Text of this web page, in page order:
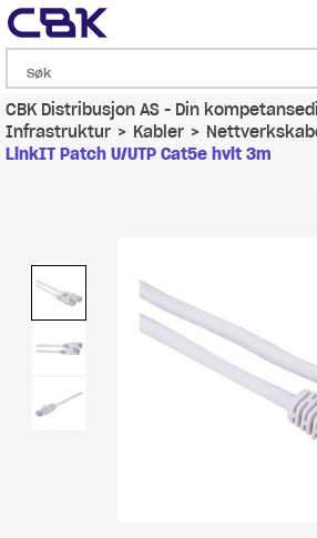
CBK Distribusjon AS - Din
Infrastruktur>Kabler>
LinkIT Patch U/UTP Cat5e hvit 3m